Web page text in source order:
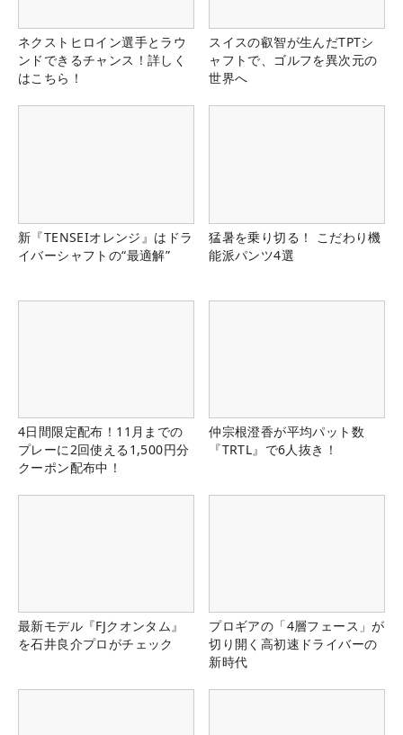
ネクストヒロイン選手とラウ
ンドできるチャンス！詳しく
はこちら！
スイスの叡智が生んだTPTシ
ャフトで、ゴルフを異次元の
世界へ
新『TENSEIオレンジ』はドラ
イバーシャフトの“最適解”
猛暑を乗り切る！ こだわり機
能派パンツ4選
4日間限定配布！11月までの
プレーに2回使える1,500円分
クーポン配布中！
仲宗根澄香が平均パット数
『TRTL』で6人抜き！
最新モデル『FJクオンタム』
を石井良介プロがチェック
プロギアの「4層フェース」が
切り開く高初速ドライバーの
新時代